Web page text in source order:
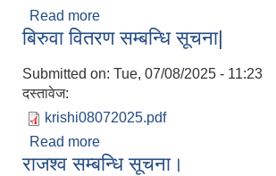
Read more
बिरुवा वितरण सम्बन्धि सूचना|
Submitted on: Tue, 07/08/2025 - 11:23
दस्तावेज:
krishi08072025.pdf
Read more
राजश्व सम्बन्धि सूचना।